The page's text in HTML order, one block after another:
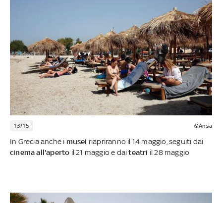
13/15 ©Ansa
In Grecia anche i musei riapriranno il 14 maggio, seguiti dai
cinema all'aperto il 21 maggio e daiteatri il 28 maggio